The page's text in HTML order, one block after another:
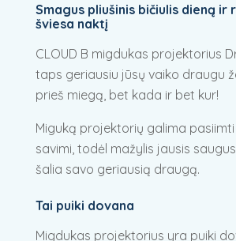
Smagus pliušinis bičiulis dieną ir
šviesa naktį
CLOUD B migdukas projektorius
taps geriausiu jūsų vaiko draugu
prieš miegą, bet kada ir bet kur!
Miguką projektorių galima
savimi, todėl mažylis jausis
šalia savo geriausią draugą.
Tai puiki dovana
Migdukas projektorius yra puiki